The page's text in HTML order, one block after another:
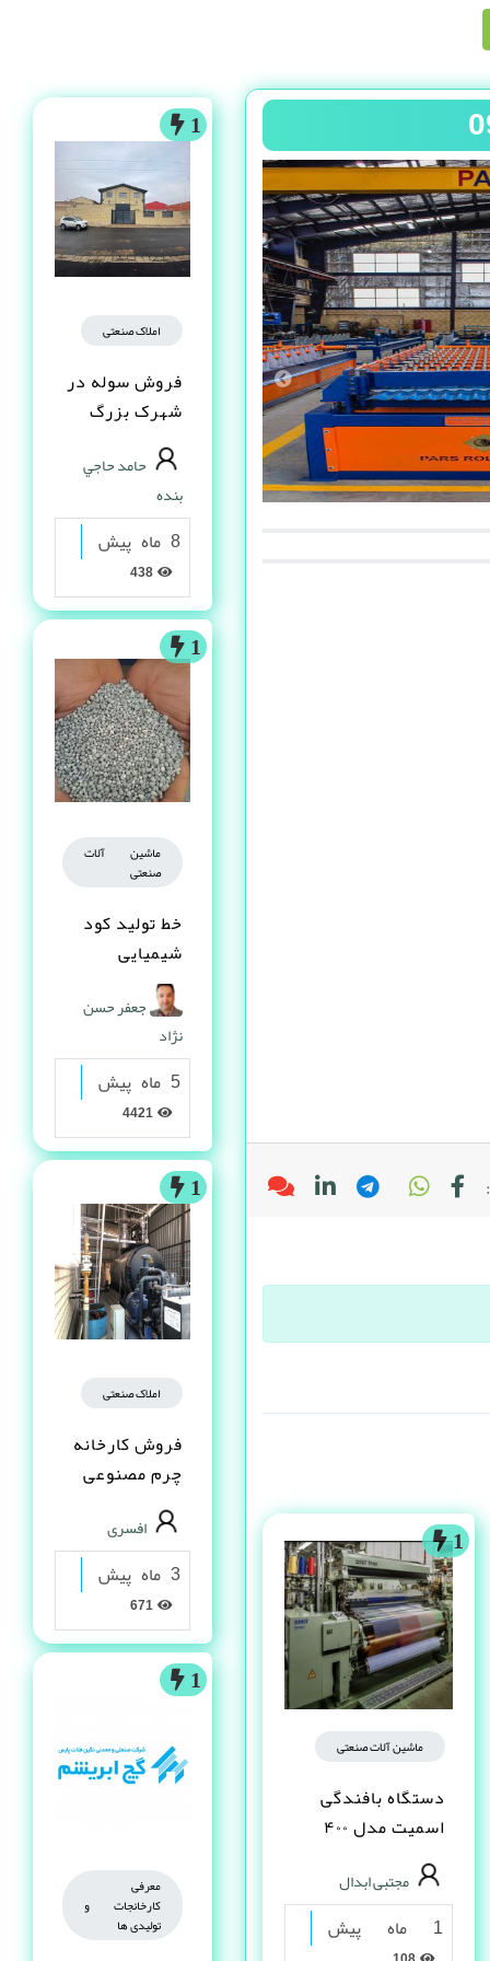
1
ماشین آلات صنعتی
دستگاه بافندگی
اسمیت مدل ۴۰۰
مجتبی ابدال
1 ماه پیش
1
املاک صنعتی
فروش سوله در
شهرک بزرگ
اصفهان فاز یک
حامد حاجي
بنده
8 ماه پیش
1
ماشین آلات
صنعتی
خط تولید کود
شیمیایی
گرانولی
جعفر حسن
نژاد
5 ماه پیش
1
املاک صنعتی
فروش کارخانه
چرم مصنوعى
PVC در شیراز
افسری
3 ماه پیش
1
معرفی
کارخانجات و
تولیدی ها